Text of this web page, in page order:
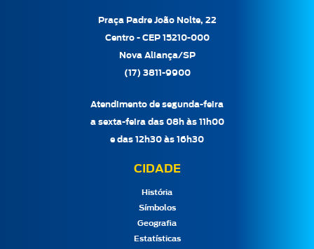
Praça Padre João Nolte, 22
Centro - CEP 15210-000
Nova Aliança/SP
(17) 3811-9900
Atendimento de segunda-feira
a sexta-feira das 08h às 11h00
e das 12h30 às 16h30
CIDADE
História
Símbolos
Geografia
Estatísticas